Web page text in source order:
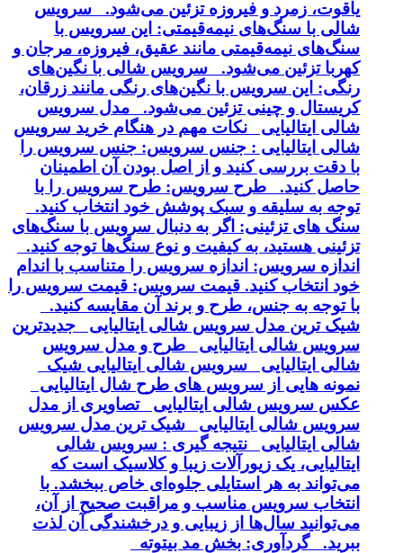
یاقوت، زمرد و فیروزه تزئین می‌شود. سرویس
شالی با سنگ‌های نیمه‌قیمتی: این سرویس با
سنگ‌های نیمه‌قیمتی مانند عقیق، فیروزه، مرجان و
کهربا تزئین می‌شود. سرویس شالی با نگین‌های
رنگی: این سرویس با نگین‌های رنگی مانند زرقان،
کریستال و چینی تزئین می‌شود. مدل سرویس
شالی ایتالیایی نکات مهم در هنگام خرید سرویس
شالی ایتالیایی : جنس سرویس: جنس سرویس را
با دقت بررسی کنید و از اصل بودن آن اطمینان
حاصل کنید. طرح سرویس: طرح سرویس را با
توجه به سلیقه و سبک پوشش خود انتخاب کنید.
سنگ های تزئینی: اگر به دنبال سرویس با سنگ‌های
تزئینی هستید، به کیفیت و نوع سنگ‌ها توجه کنید.
اندازه سرویس: اندازه سرویس را متناسب با اندام
خود انتخاب کنید. قیمت سرویس: قیمت سرویس را
با توجه به جنس، طرح و برند آن مقایسه کنید.
شیک ترین مدل سرویس شالی ایتالیایی جدیدترین
سرویس شالی ایتالیایی طرح و مدل سرویس
شالی ایتالیایی سرویس شالی ایتالیایی شیک
نمونه هایی از سرویس های طرح شال ایتالیایی
عکس سرویس شالی ایتالیایی تصاویری از مدل
سرویس شالی ایتالیایی شیک ترین مدل سرویس
شالی ایتالیایی نتیجه گیری : سرویس شالی
ایتالیایی، یک زیورآلات زیبا و کلاسیک است که
می‌تواند به هر استایلی جلوه‌ای خاص ببخشد. با
انتخاب سرویس مناسب و مراقبت صحیح از آن،
می‌توانید سال‌ها از زیبایی و درخشندگی آن لذت
ببرید. گردآوری: بخش مد بیتوته